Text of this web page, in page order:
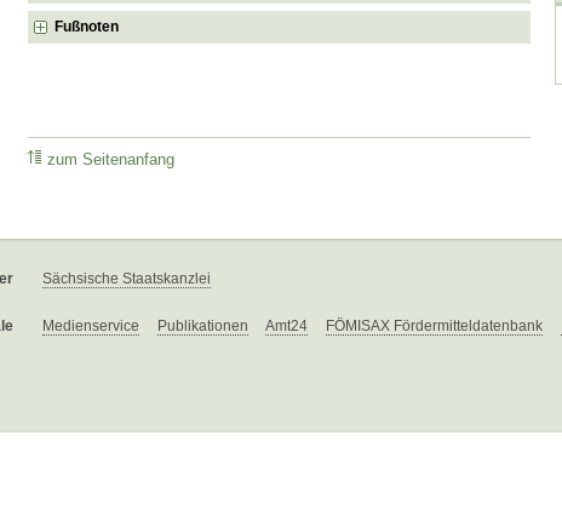
Fußnoten
zum Seitenanfang
Sächsische Staatskanzlei
Medienservice Publikationen Amt24 FÖMISAX Fördermitteldatenbank